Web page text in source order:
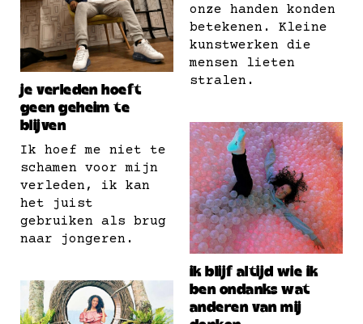
onze handen konden
betekenen. Kleine
kunstwerken die
mensen lieten
stralen.
je verleden hoeft
geen geheim te
blijven
Ik hoef me niet te
schamen voor mijn
verleden, ik kan
het juist
gebruiken als brug
naar jongeren.
ik blijf altijd wie ik
ben ondanks wat
anderen van mij